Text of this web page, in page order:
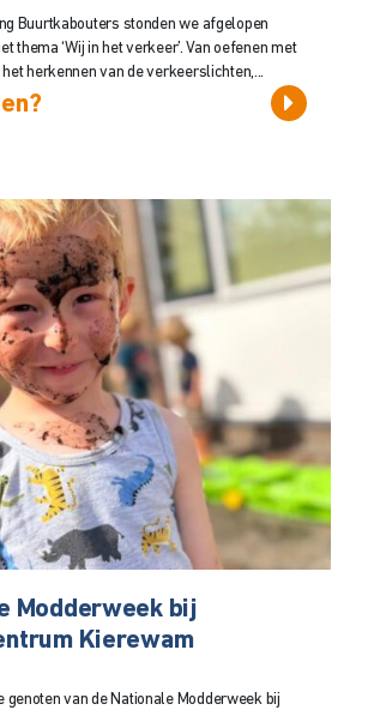
Buurtkabouters stonden we afgelopen
thema ‘Wij in het verkeer’. Van oefenen met
herkennen van de verkeerslichten,...
Modderweek bij
Kierewam
genoten van de Nationale Modderweek bij